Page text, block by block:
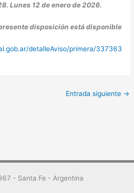
Lunes 12 de enero de 2026.
disposición está disponible
detalleAviso/primera/337363
Entrada siguiente →
- Santa Fe - Argentina